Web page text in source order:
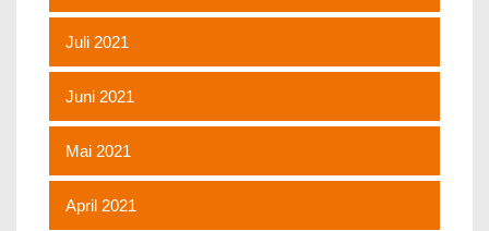
Juli 2021
Juni 2021
Mai 2021
April 2021